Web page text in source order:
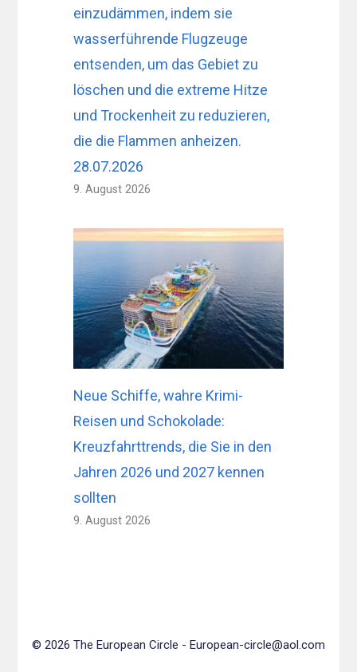
einzudämmen, indem sie
wasserführende Flugzeuge
entsenden, um das Gebiet zu
löschen und die extreme Hitze
und Trockenheit zu reduzieren,
die die Flammen anheizen.
28.07.2026
9. August 2026
Neue Schiffe, wahre Krimi-
Reisen und Schokolade:
Kreuzfahrttrends, die Sie in den
Jahren 2026 und 2027 kennen
sollten
9. August 2026
© 2026 The European Circle - European-circle@aol.com